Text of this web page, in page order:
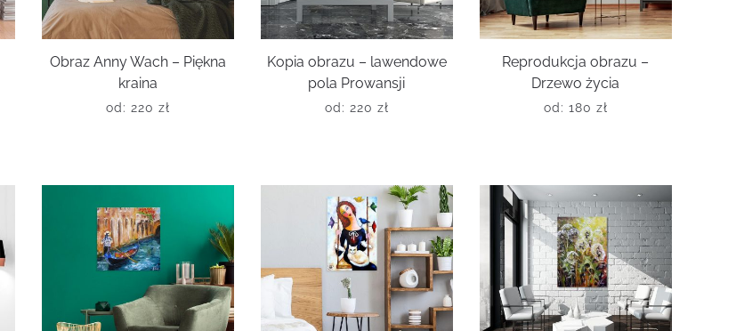
Obraz Anny Wach – Piękna
kraina
od: 220 zł
Kopia obrazu – lawendowe
pola Prowansji
od: 220 zł
Reprodukcja obrazu –
Drzewo życia
od: 180 zł